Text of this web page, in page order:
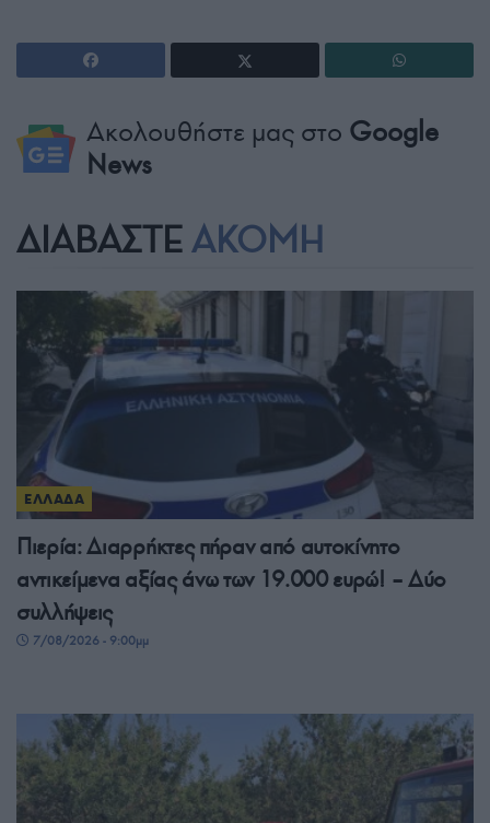
Ακολουθήστε μας στο Google
News
ΔΙΑΒΑΣΤΕ ΑΚΟΜΗ
ΕΛΛΑΔΑ
Πιερία: Διαρρήκτες πήραν από αυτοκίνητο
αντικείμενα αξίας άνω των 19.000 ευρώ! – Δύο
συλλήψεις
7/08/2026 - 9:00μμ